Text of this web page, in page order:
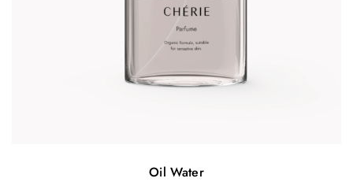
Oil Water